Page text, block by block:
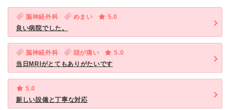
脳神経外科 めまい
5.0
良い病院でした。
脳神経外科 頭が痛い
5.0
当日MRIがとてもありがたいです
5.0
新しい設備と丁寧な対応